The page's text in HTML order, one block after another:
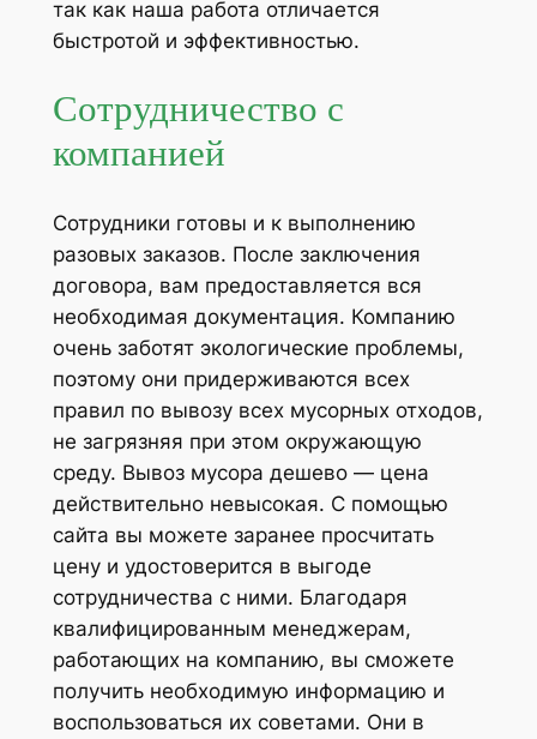
так как наша работа отличается
быстротой и эффективностью.
Сотрудничество с
компанией
Сотрудники готовы и к выполнению
разовых заказов. После заключения
договора, вам предоставляется вся
необходимая документация. Компанию
очень заботят экологические проблемы,
поэтому они придерживаются всех
правил по вывозу всех мусорных отходов,
не загрязняя при этом окружающую
среду. Вывоз мусора дешево — цена
действительно невысокая. С помощью
сайта вы можете заранее просчитать
цену и удостоверится в выгоде
сотрудничества с ними. Благодаря
квалифицированным менеджерам,
работающих на компанию, вы сможете
получить необходимую информацию и
воспользоваться их советами. Они в